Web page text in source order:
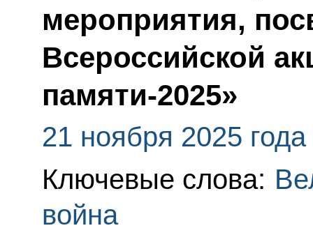
мероприятия,
Всероссийской
памяти-2025»
21 ноября 2025 года
Ключевые слова:
война